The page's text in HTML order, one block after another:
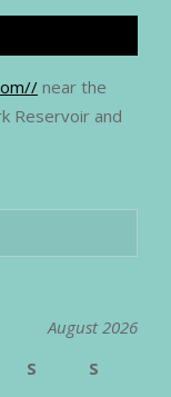
near the
Reservoir and
August 2026
S
S